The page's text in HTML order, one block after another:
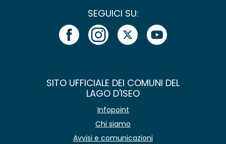
SEGUICI SU:
SITO UFFICIALE DEI COMUNI DEL
LAGO D'ISEO
Infopoint
Chi siamo
Avvisi e comunicazioni